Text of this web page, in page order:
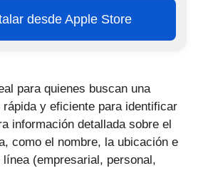
desde Apple Store
para quienes buscan una
y eficiente para identificar
información detallada sobre el
como el nombre, la ubicación e
(empresarial, personal,